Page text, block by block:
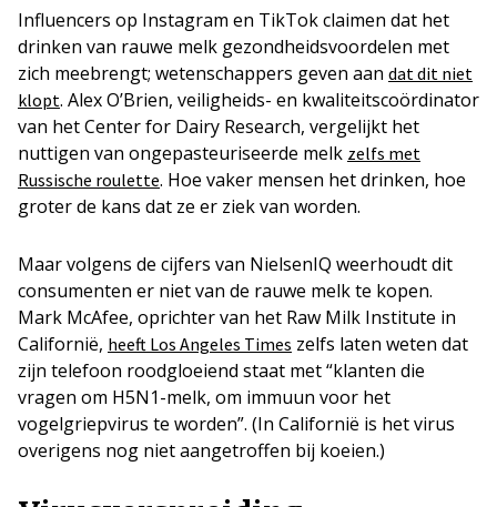
Influencers op Instagram en TikTok claimen dat het
drinken van rauwe melk gezondheidsvoordelen met
zich meebrengt; wetenschappers geven aan dat dit niet
klopt. Alex O’Brien, veiligheids- en kwaliteitscoördinator
van het Center for Dairy Research, vergelijkt het
nuttigen van ongepasteuriseerde melk zelfs met
Russische roulette. Hoe vaker mensen het drinken, hoe
groter de kans dat ze er ziek van worden.
Maar volgens de cijfers van NielsenIQ weerhoudt dit
consumenten er niet van de rauwe melk te kopen.
Mark McAfee, oprichter van het Raw Milk Institute in
Californië, heeft Los Angeles Times zelfs laten weten dat
zijn telefoon roodgloeiend staat met “klanten die
vragen om H5N1-melk, om immuun voor het
vogelgriepvirus te worden”. (In Californië is het virus
overigens nog niet aangetroffen bij koeien.)